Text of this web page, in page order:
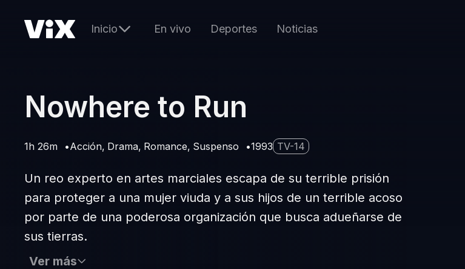
Inicio En vivo Deportes Noticias
Nowhere to Run
1h 26m Acción Drama Romance Suspenso 1993 TV-14
Un reo experto en artes marciales escapa de su terrible prisión
para proteger a una mujer viuda y a sus hijos de un terrible acoso
por parte de una poderosa organización que busca adueñarse de
sus tierras.
Ver más